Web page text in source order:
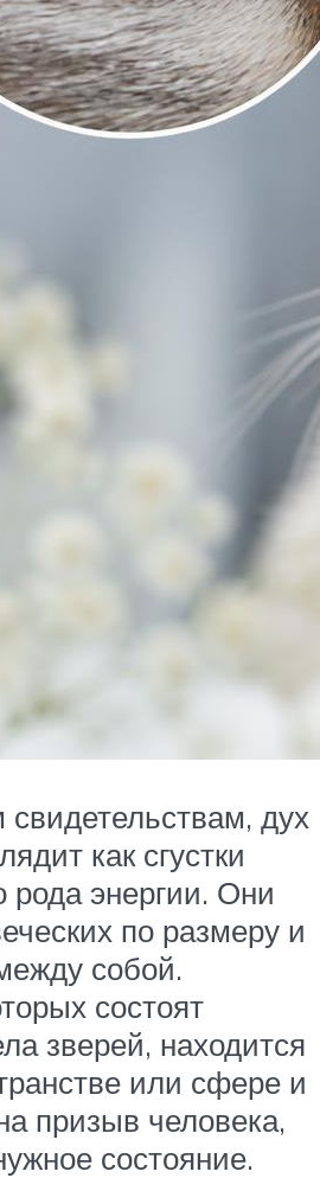
свидетельствам, дух
как сгустки
рода энергии. Они
по размеру и
собой.
состоят
зверей, находится
или сфере и
призыв человека,
состояние.